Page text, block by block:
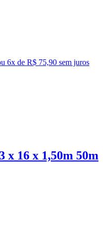
6x de R$ 75,90 sem juros
x 16 x 1,50m 50m